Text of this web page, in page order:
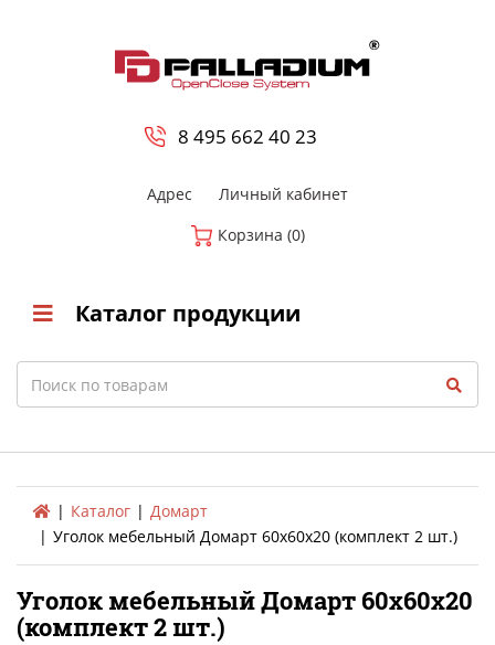
8 495 662 40 23
Адрес
Личный кабинет
Корзина (0)
Каталог продукции
Search
Каталог
Домарт
Уголок мебельный Домарт 60х60х20 (комплект 2 шт.)
Уголок мебельный Домарт 60х60х20
(комплект 2 шт.)